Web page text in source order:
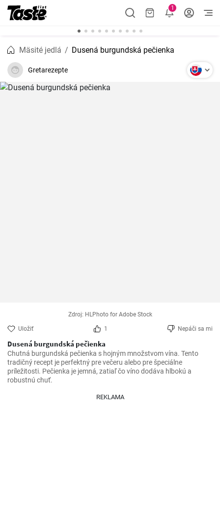
1
Mäsité jedlá Dusená burgundská pečienka
Gretarezepte
Zdroj: HLPhoto for Adobe Stock
Uložiť 1 Nepáči sa mi
Dusená burgundská pečienka
Chutná burgundská pečienka s hojným množstvom vína. Tento
tradičný recept je perfektný pre večeru alebo pre špeciálne
príležitosti. Pečienka je jemná, zatiaľ čo víno dodáva hlbokú a
robustnú chuť.
REKLAMA